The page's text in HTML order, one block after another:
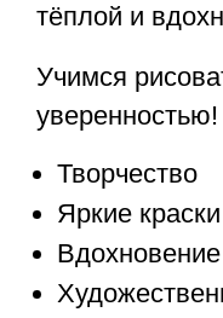
тёплой и
Учимся
уверенностью!
Творчество
Яркие краски
Вдохновение